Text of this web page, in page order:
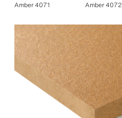
Amber 4071 Amber 4072